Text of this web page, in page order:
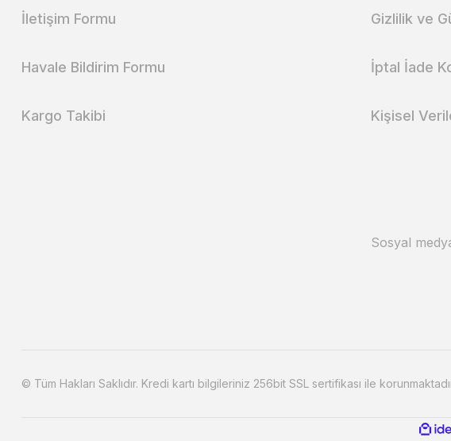
İletişim Formu
Havale Bildirim Formu
Kargo Takibi
Gizlilik ve
İptal İade
Kişisel
Sosyal
© Tüm Hakları Saklıdır. Kredi kartı bilgileriniz 256bit SSL sertifikası ile